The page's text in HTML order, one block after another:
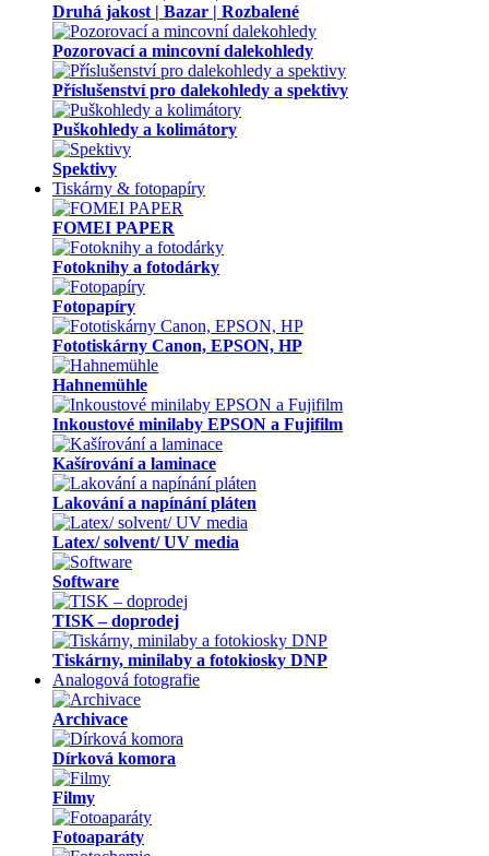
Druhá jakost | Bazar | Rozbalené
Pozorovací a mincovní dalekohledy
Příslušenství pro dalekohledy a spektivy
Puškohledy a kolimátory
Spektivy
Tiskárny & fotopapíry
FOMEI PAPER
Fotoknihy a fotodárky
Fotopapíry
Fototiskárny Canon, EPSON, HP
Hahnemühle
Inkoustové minilaby EPSON a Fujifilm
Kašírování a laminace
Lakování a napínání pláten
Latex/ solvent/ UV media
Software
TISK – doprodej
Tiskárny, minilaby a fotokiosky DNP
Analogová fotografie
Archivace
Dírková komora
Filmy
Fotoaparáty